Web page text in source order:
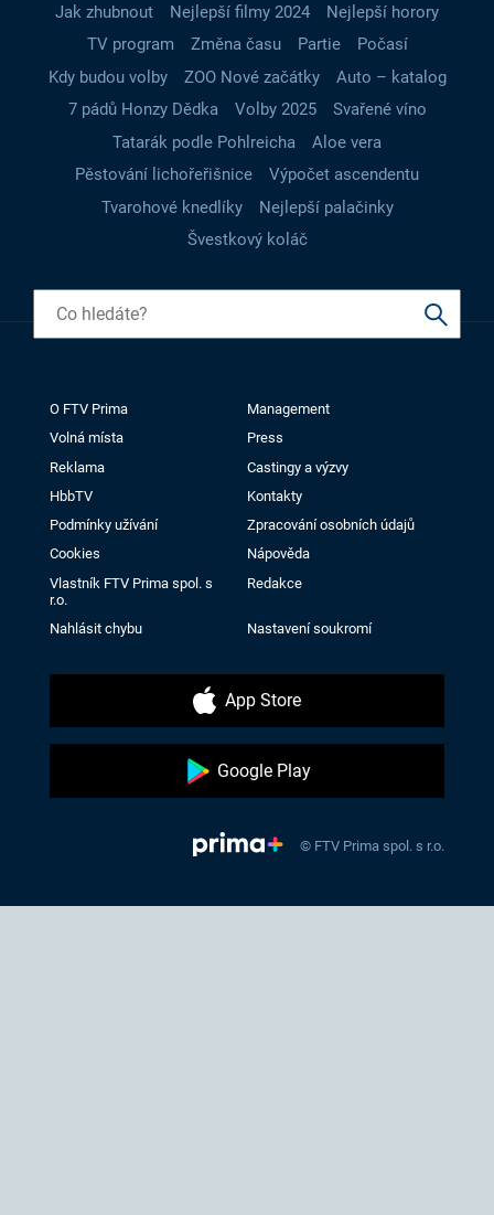
Jak zhubnout Nejlepší filmy 2024
Nejlepší horory
TV program
Změna času Partie
Počasí
Kdy budou volby
ZOO Nové začátky
Auto – katalog
7 pádů Honzy Dědka
Volby 2025
Svařené víno
Tatarák podle Pohlreicha
Aloe vera
Pěstování lichořeřišnice
Výpočet ascendentu
Tvarohové knedlíky
Nejlepší palačinky
Švestkový koláč
O FTV Prima
Management
Volná místa
Press
Reklama
Castingy a výzvy
HbbTV
Kontakty
Podmínky užívání
Zpracování osobních údajů
Cookies
Nápověda
Vlastník FTV Prima spol. s
r.o.
Redakce
Nahlásit chybu Nastavení soukromí
App Store
Google Play
© FTV Prima spol. s r.o.